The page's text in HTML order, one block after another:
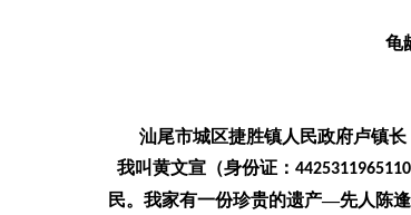
龟
汕尾市城区捷胜镇人民政府卢镇长
我叫黄文宣（身份证：
民。我家有一份珍贵的遗产—先人 陈